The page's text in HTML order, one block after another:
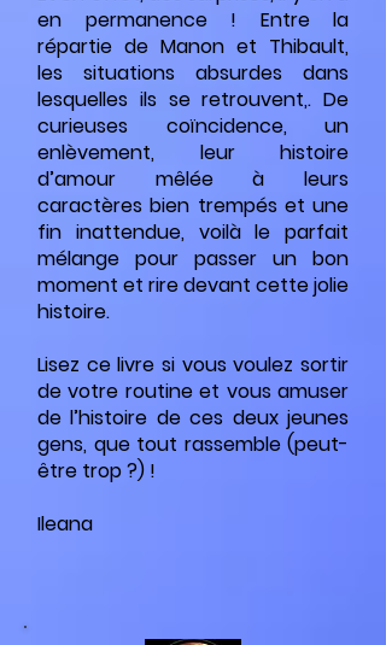
en permanence ! Entre la
répartie de Manon et Thibault,
les situations absurdes dans
lesquelles ils se retrouvent,. De
curieuses coïncidence, un
enlèvement, leur histoire
d’amour mêlée à leurs
caractères bien trempés et une
fin inattendue, voilà le parfait
mélange pour passer un bon
moment et rire devant cette jolie
histoire.
Lisez ce livre si vous voulez sortir
de votre routine et vous amuser
de l’histoire de ces deux jeunes
gens, que tout rassemble (peut-
être trop ?) !
Ileana